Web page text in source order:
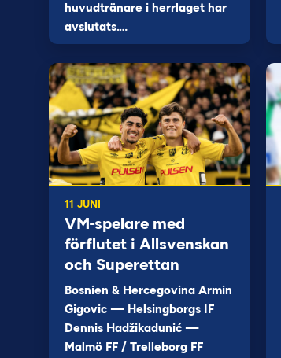
huvudtränare i herrlaget har
avslutats.…
11 JUNI
VM-spelare med
förflutet i Allsvenskan
och Superettan
Bosnien & Hercegovina Armin
Gigovic — Helsingborgs IF
Dennis Hadžikadunić —
Malmö FF / Trelleborg FF